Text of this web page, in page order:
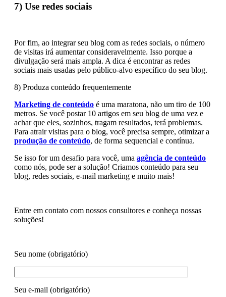
7) Use redes sociais
Por fim, ao integrar seu blog com as redes sociais, o número
de visitas irá aumentar consideravelmente. Isso porque a
divulgação será mais ampla. A dica é encontrar as redes
sociais mais usadas pelo público-alvo específico do seu blog.
8) Produza conteúdo frequentemente
Marketing de conteúdo é uma maratona, não um tiro de 100
metros. Se você postar 10 artigos em seu blog de uma vez e
achar que eles, sozinhos, tragam resultados, terá problemas.
Para atrair visitas para o blog, você precisa sempre, otimizar a
produção de conteúdo, de forma sequencial e contínua.
Se isso for um desafio para você, uma agência de conteúdo
como nós, pode ser a solução! Criamos conteúdo para seu
blog, redes sociais, e-mail marketing e muito mais!
Entre em contato com nossos consultores e conheça nossas
soluções!
Seu nome (obrigatório)
Seu e-mail (obrigatório)